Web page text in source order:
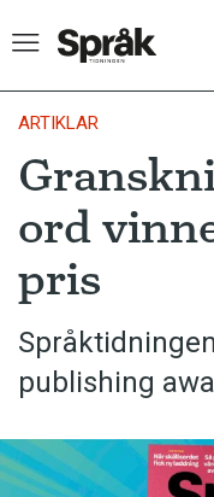
Hem
Artiklar
Krönikor
Språkfrågor
Skrivtips
Kviss
ARTIKLAR
ord
pris
publishing